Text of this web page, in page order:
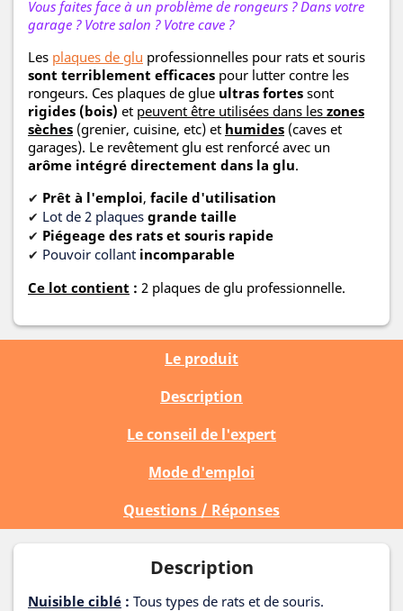
Vous faites face à un problème de rongeurs ? Dans votre
garage ? Votre salon ? Votre cave ?
Les plaques de glu professionnelles pour rats et souris
sont terriblement efficaces pour lutter contre les
rongeurs. Ces plaques de glue ultras fortes sont
rigides (bois) et peuvent être utilisées dans les zones
sèches (grenier, cuisine, etc) et humides (caves et
garages). Le revêtement glu est renforcé avec un
arôme intégré directement dans la glu.
✔ Prêt à l'emploi, facile d'utilisation
✔ Lot de 2 plaques grande taille
✔ Piégeage des rats et souris rapide
✔ Pouvoir collant incomparable
Ce lot contient : 2 plaques de glu professionnelle.
Le produit
Description
Le conseil de l'expert
Mode d'emploi
Questions / Réponses
Description
Nuisible ciblé : Tous types de rats et de souris.